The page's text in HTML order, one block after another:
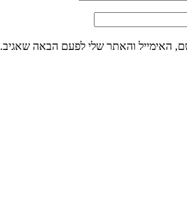
האימייל והאתר שלי לפעם הבאה שאגיב.